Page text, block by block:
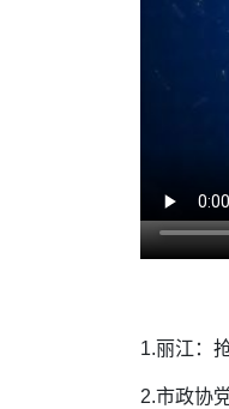
1.丽江：
2.市政协